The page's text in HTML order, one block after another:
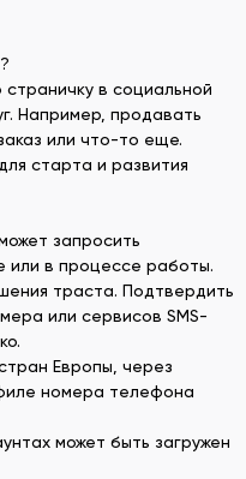
в социальной
Например, продавать
или что-то еще.
старта и развития
запросить
или в процессе работы.
траста. Подтвердить
или сервисов SMS-
Европы, через
номера телефона
может быть загружен